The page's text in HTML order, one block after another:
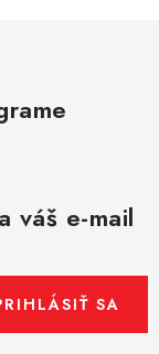
váš e-mail
SA